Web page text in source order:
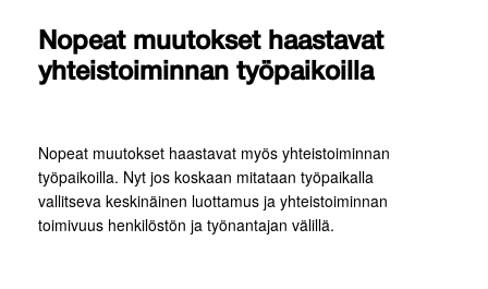
Nopeat muutokset haastavat
yhteistoiminnan työpaikoilla
Nopeat muutokset haastavat myös yhteistoiminnan
työpaikoilla. Nyt jos koskaan mitataan työpaikalla
vallitseva keskinäinen luottamus ja yhteistoiminnan
toimivuus henkilöstön ja työnantajan välillä.